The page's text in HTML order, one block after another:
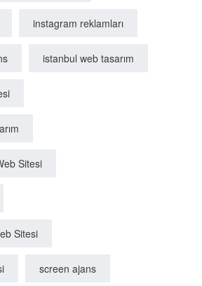
instagram reklamları
istanbul web tasarım
Sitesi
Sitesi
screen ajans